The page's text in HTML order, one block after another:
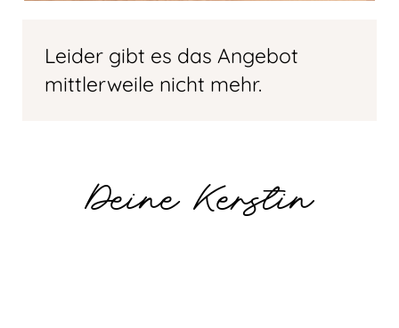
Leider gibt es das Angebot
mittlerweile nicht mehr.
Deine Kerstin